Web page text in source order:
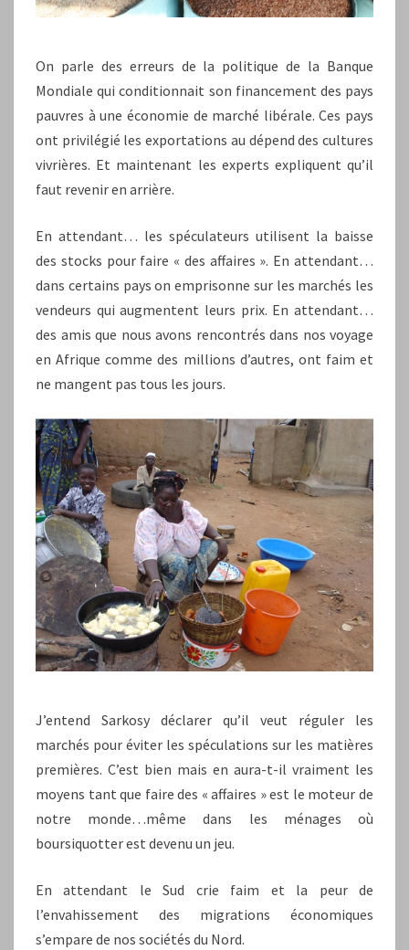
On parle des erreurs de la politique de la Banque
Mondiale qui conditionnait son financement des pays
pauvres à une économie de marché libérale. Ces pays
ont privilégié les exportations au dépend des cultures
vivrières. Et maintenant les experts expliquent qu’il
faut revenir en arrière.
En attendant… les spéculateurs utilisent la baisse
des stocks pour faire « des affaires ». En attendant…
dans certains pays on emprisonne sur les marchés les
vendeurs qui augmentent leurs prix. En attendant…
des amis que nous avons rencontrés dans nos voyage
en Afrique comme des millions d’autres, ont faim et
ne mangent pas tous les jours.
J’entend Sarkosy déclarer qu’il veut réguler les
marchés pour éviter les spéculations sur les matières
premières. C’est bien mais en aura-t-il vraiment les
moyens tant que faire des « affaires » est le moteur de
notre monde…même dans les ménages où
boursiquotter est devenu un jeu.
En attendant le Sud crie faim et la peur de
l’envahissement des migrations économiques
s’empare de nos sociétés du Nord.